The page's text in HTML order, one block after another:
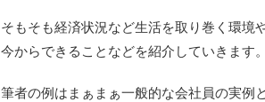
そもそも経済状況など生活を取り巻く環境
今からできることなどを紹介していきます。
筆者の例はまぁまぁ一般的な会社員の実例